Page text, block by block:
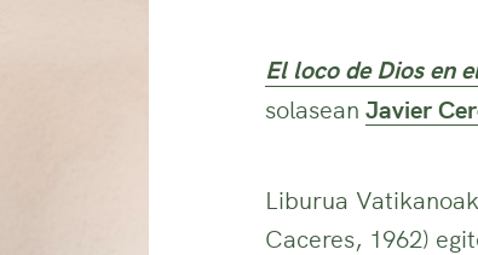
El loco de Dios en
solasean Javier
Liburua
Caceres, 1962)